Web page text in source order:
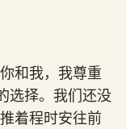
和我，我尊重
选择。我们还没
着程时安往前